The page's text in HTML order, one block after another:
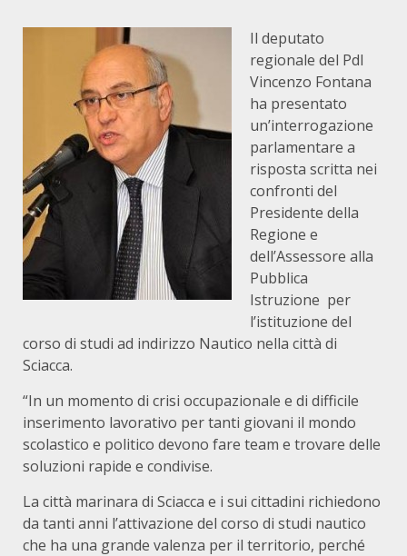
Il deputato
regionale del Pdl
Vincenzo Fontana
ha presentato
un’interrogazione
parlamentare a
risposta scritta nei
confronti del
Presidente della
Regione e
dell’Assessore alla
Pubblica
Istruzione per
l’istituzione del
corso di studi ad indirizzo Nautico nella città di
Sciacca.
“In un momento di crisi occupazionale e di difficile
inserimento lavorativo per tanti giovani il mondo
scolastico e politico devono fare team e trovare delle
soluzioni rapide e condivise.
La città marinara di Sciacca e i sui cittadini richiedono
da tanti anni l’attivazione del corso di studi nautico
che ha una grande valenza per il territorio, perché